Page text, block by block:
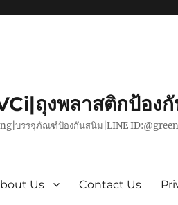
ถุงพลาสติกป้อ
บรรจุภัณฑ์ป้องกันสนิม|LINE
Us Contact Us